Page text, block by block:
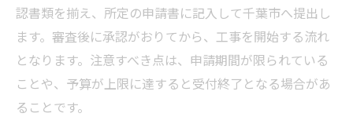
認書類を揃え、所定の申請書に記入して千葉市へ提出し
ます。審査後に承認がおりてから、工事を開始する流れ
となります。注意すべき点は、申請期間が限られている
ことや、予算が上限に達すると受付終了となる場合があ
ることです。